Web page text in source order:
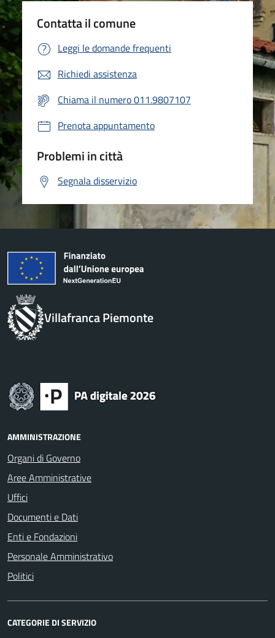
Contatta il comune
Leggi le domande frequenti
Richiedi assistenza
Chiama il numero 011.9807107
Prenota appuntamento
Problemi in città
Segnala disservizio
Villafranca Piemonte
AMMINISTRAZIONE
Organi di Governo
Aree Amministrative
Uffici
Documenti e Dati
Enti e Fondazioni
Personale Amministrativo
Politici
CATEGORIE DI SERVIZIO